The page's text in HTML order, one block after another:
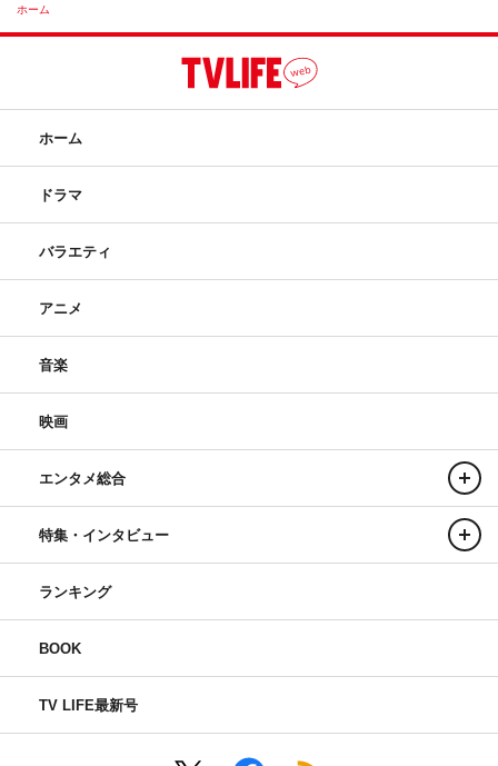
ホーム
ホーム
ドラマ
バラエティ
アニメ
音楽
映画
エンタメ総合
特集・インタビュー
ランキング
BOOK
TV LIFE最新号